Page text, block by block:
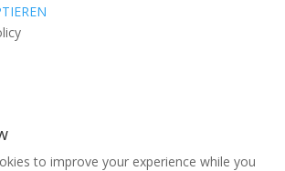
to improve your experience while you